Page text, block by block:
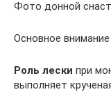
Фото донной
Основное внимание
Роль лески при
выполняет